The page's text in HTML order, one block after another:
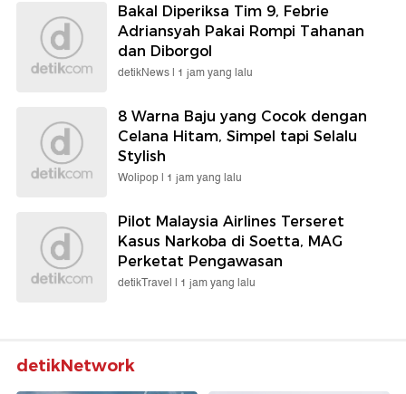
Bakal Diperiksa Tim 9, Febrie
Adriansyah Pakai Rompi Tahanan
dan Diborgol
detikNews | 1 jam yang lalu
8 Warna Baju yang Cocok dengan
Celana Hitam, Simpel tapi Selalu
Stylish
Wolipop | 1 jam yang lalu
Pilot Malaysia Airlines Terseret
Kasus Narkoba di Soetta, MAG
Perketat Pengawasan
detikTravel | 1 jam yang lalu
detikNetwork